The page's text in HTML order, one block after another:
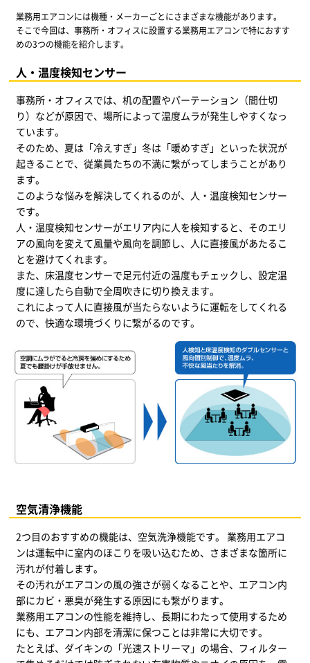
業務用エアコンには機種・メーカーごとにさまざまな機能があります。
そこで今回は、事務所・オフィスに設置する業務用エアコンで特におすす
めの3つの機能を紹介します。
人・温度検知センサー
事務所・オフィスでは、机の配置やパーテーション（間仕切
り）などが原因で、場所によって温度ムラが発生しやすくなっ
ています。
そのため、夏は「冷えすぎ」冬は「暖めすぎ」といった状況が
起きることで、従業員たちの不満に繋がってしまうことがあり
ます。
このような悩みを解決してくれるのが、人・温度検知センサー
です。
人・温度検知センサーがエリア内に人を検知すると、そのエリ
アの風向を変えて風量や風向を調節し、人に直接風があたるこ
とを避けてくれます。
また、床温度センサーで足元付近の温度もチェックし、設定温
度に達したら自動で全周吹きに切り換えます。
これによって人に直接風が当たらないように運転をしてくれる
ので、快適な環境づくりに繋がるのです。
空気清浄機能
2つ目のおすすめの機能は、空気洗浄機能です。 業務用エアコ
ンは運転中に室内のほこりを吸い込むため、さまざまな箇所に
汚れが付着します。
その汚れがエアコンの風の強さが弱くなることや、エアコン内
部にカビ・悪臭が発生する原因にも繋がります。
業務用エアコンの性能を維持し、長期にわたって使用するため
にも、エアコン内部を清潔に保つことは非常に大切です。
たとえば、ダイキンの「光速ストリーマ」の場合、フィルター